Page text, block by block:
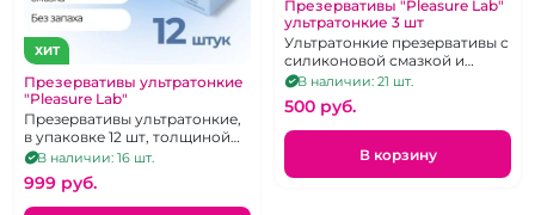
ХИТ
Презервативы ультратонкие
"Pleasure Lab"
Презервативы ультратонкие,
в упаковке 12 шт, толщиной
0,04 мм.
В наличии: 16 шт.
999 pуб.
Презервативы "Pleasure Lab"
ультратонкие 3 шт
Ультратонкие презервативы с
силиконовой смазкой и
накопителем
В наличии: 21 шт.
500 pуб.
В корзину